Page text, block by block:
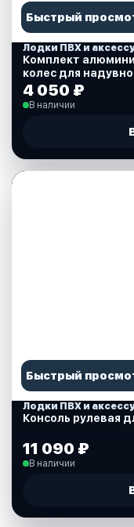
Быстрый
Лодки ПВХ и
Комплект
колес для
4 050 ₽
В наличии
Быстрый
Лодки ПВХ и
Консоль рулевая
11 090 ₽
В наличии